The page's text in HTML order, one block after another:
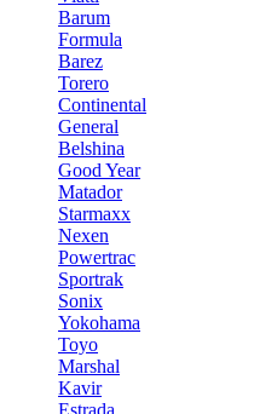
Barum
Formula
Barez
Torero
Continental
General
Belshina
Good Year
Matador
Starmaxx
Nexen
Powertrac
Sportrak
Sonix
Yokohama
Toyo
Marshal
Kavir
Estrada